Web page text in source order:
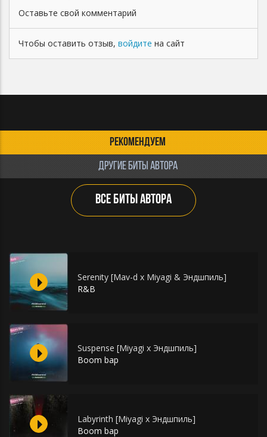
Оставьте свой комментарий
Чтобы оставить отзыв, войдите на сайт
РЕКОМЕНДУЕМ
ДРУГИЕ БИТЫ АВТОРА
ВСЕ БИТЫ АВТОРА
Serenity [Mav-d x Miyagi & Эндшпиль]
R&B
Suspense [Miyagi x Эндшпиль]
Boom bap
Labyrinth [Miyagi x Эндшпиль]
Boom bap